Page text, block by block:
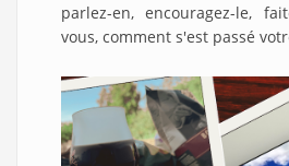
parlez-en, encouragez-le,
vous, comment s'est passé